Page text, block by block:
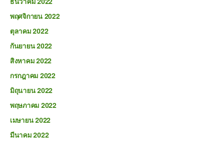
พฤศจิกายน 2022
ตุลาคม 2022
กันยายน 2022
สิงหาคม 2022
กรกฎาคม 2022
มิถุนายน 2022
พฤษภาคม 2022
เมษายน 2022
มีนาคม 2022